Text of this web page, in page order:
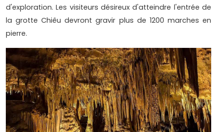
d'exploration. Les visiteurs désireux d'atteindre l'entrée de
la grotte Chiêu devront gravir plus de 1200 marches en
pierre.